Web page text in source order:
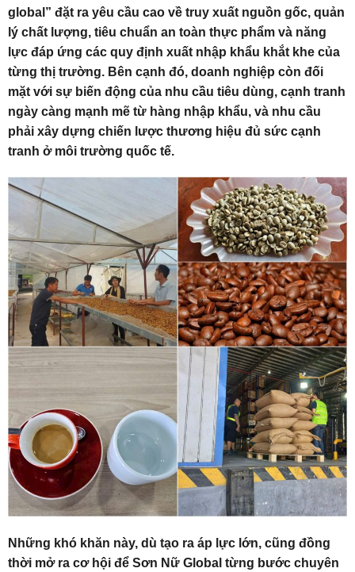
global” đặt ra yêu cầu cao về truy xuất nguồn gốc, quản
lý chất lượng, tiêu chuẩn an toàn thực phẩm và năng
lực đáp ứng các quy định xuất nhập khẩu khắt khe của
từng thị trường. Bên cạnh đó, doanh nghiệp còn đối
mặt với sự biến động của nhu cầu tiêu dùng, cạnh tranh
ngày càng mạnh mẽ từ hàng nhập khẩu, và nhu cầu
phải xây dựng chiến lược thương hiệu đủ sức cạnh
tranh ở môi trường quốc tế.
Những khó khăn này, dù tạo ra áp lực lớn, cũng đồng
thời mở ra cơ hội để Sơn Nữ Global từng bước chuyên